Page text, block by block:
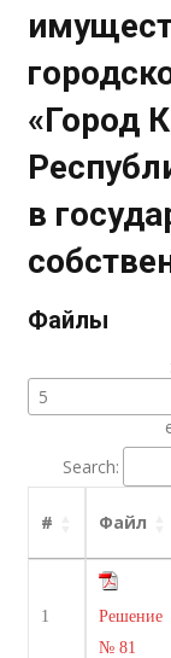
«Город
в
Файлы
Search:
# Файл
1
Решение
№ 81